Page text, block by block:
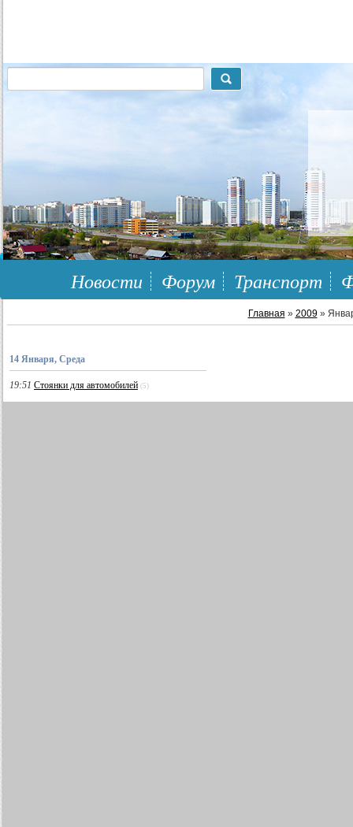
117148, г.Москва, ЮЗАО, муниципальный район Южное Бутово
Новости Форум Транспорт
Главная » 2009 »
14 Января, Среда
19:51 Стоянки для автомобилей (5)